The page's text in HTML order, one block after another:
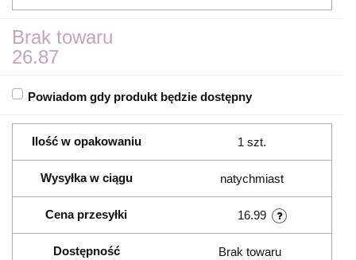
Brak towaru
26.87
Powiadom gdy produkt będzie dostępny
Ilość w opakowaniu 1 szt.
Wysyłka w ciągu natychmiast
Cena przesyłki 16.99
Dostępność Brak towaru